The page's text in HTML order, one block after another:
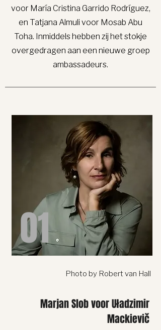
voor María Cristina Garrido Rodríguez,
en Tatjana Almuli voor Mosab Abu
Toha. Inmiddels hebben zij het stokje
overgedragen aan een nieuwe groep
ambassadeurs.
01
Photo by Robert van Hall
Marjan Slob voor Uładzimir
Mackievič